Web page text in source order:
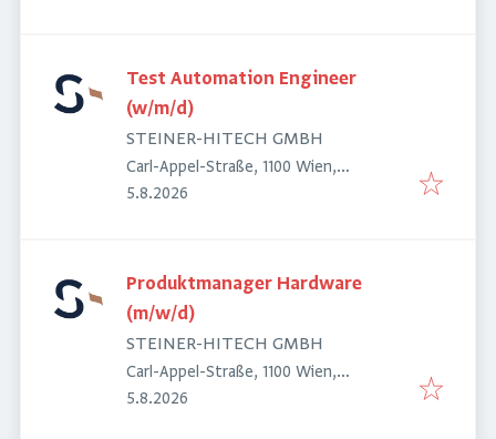
Test Automation Engineer
(w/m/d)
STEINER-HITECH GMBH
Carl-Appel-Straße, 1100 Wien,
Österreich
Veröffentlicht
5.8.2026
Produktmanager Hardware
(m/w/d)
STEINER-HITECH GMBH
Carl-Appel-Straße, 1100 Wien,
Österreich
Veröffentlicht
5.8.2026